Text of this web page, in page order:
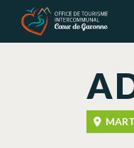
Cookies management panel